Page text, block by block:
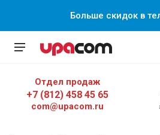
Больше скидок в
Отдел продаж
+7 (812) 458 45 65
com@upacom.ru